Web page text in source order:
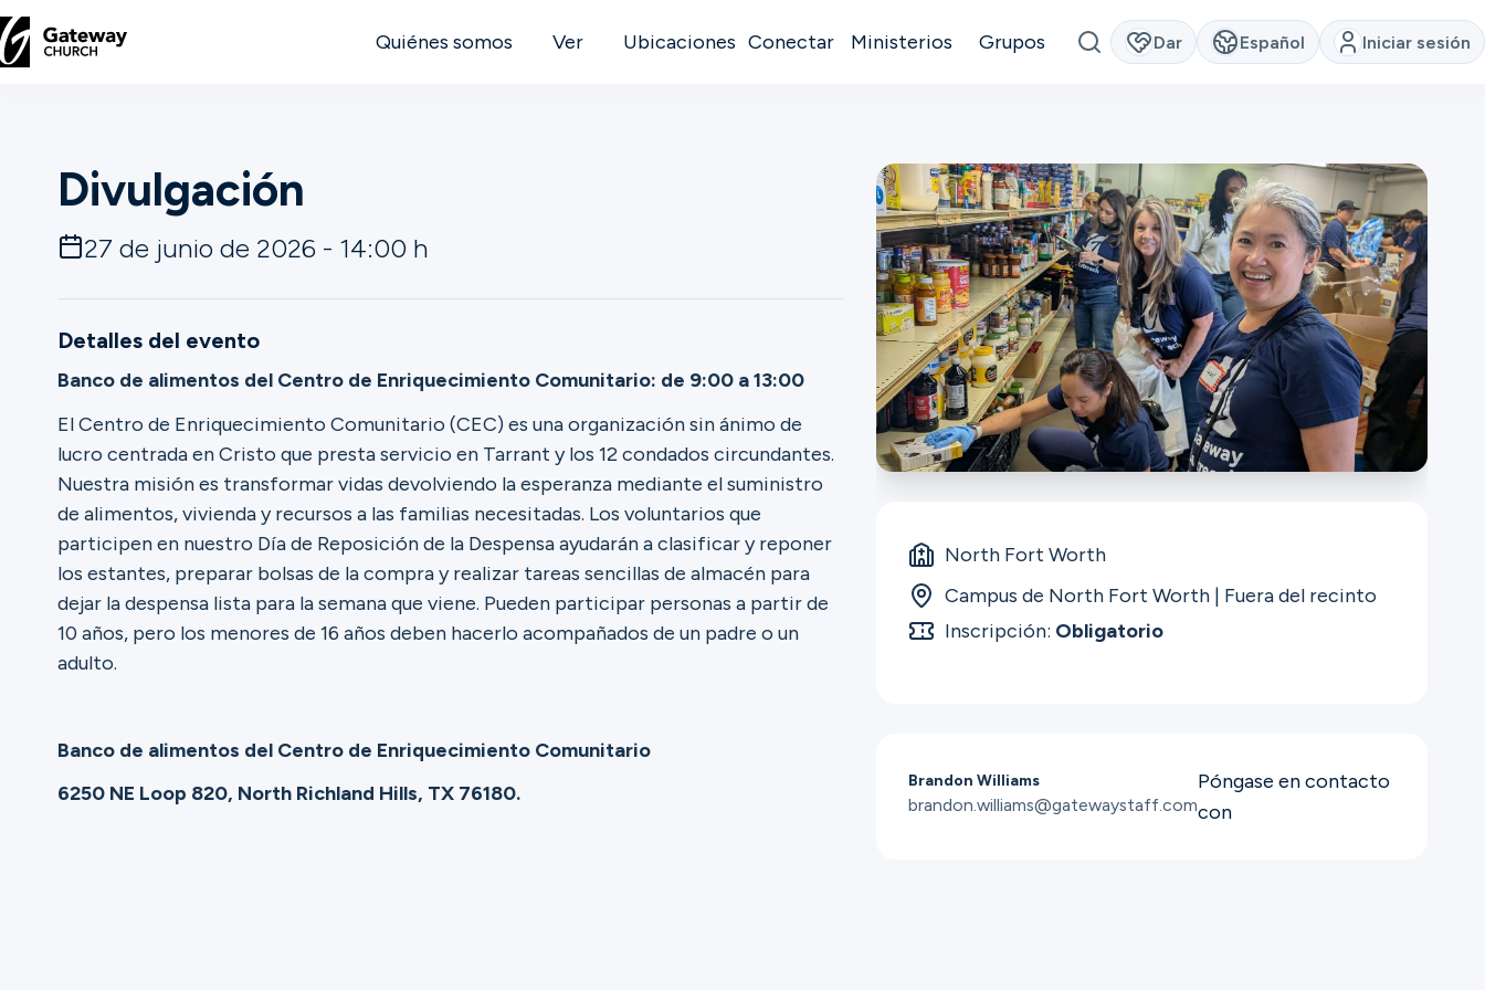
Quiénes somos Ver Ubicaciones Conectar Ministerios Grupos Dar Español Iniciar sesión
Quiénes
Conectar
Ministerios
Grupos
Divulgación
27 de junio de 2026 - 14:00 h
Detalles del evento
Banco de alimentos del Centro de Enriquecimiento Comunitario: de 9:00 a 13:00
El Centro de Enriquecimiento Comunitario (CEC) es una organización sin ánimo de
lucro centrada en Cristo que presta servicio en Tarrant y los 12 condados circundantes.
Nuestra misión es transformar vidas devolviendo la esperanza mediante el suministro
de alimentos, vivienda y recursos a las familias necesitadas. Los voluntarios que
participen en nuestro Día de Reposición de la Despensa ayudarán a clasificar y reponer
los estantes, preparar bolsas de la compra y realizar tareas sencillas de almacén para
dejar la despensa lista para la semana que viene. Pueden participar personas a partir de
10 años, pero los menores de 16 años deben hacerlo acompañados de un padre o un
adulto.
Banco de alimentos del Centro de Enriquecimiento Comunitario
6250 NE Loop 820, North Richland Hills, TX 76180.
North Fort Worth
Campus de North Fort Worth | Fuera del recinto
Inscripción: Obligatorio
Brandon Williams
brandon.williams@gatewaystaff.com
Póngase en contacto
con